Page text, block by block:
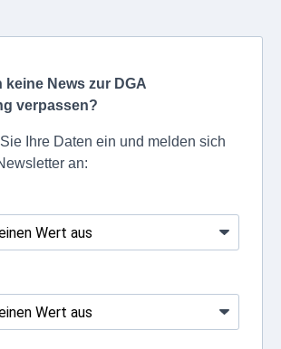
keine News zur DGA
verpassen?
Ihre Daten ein und melden sich
an: